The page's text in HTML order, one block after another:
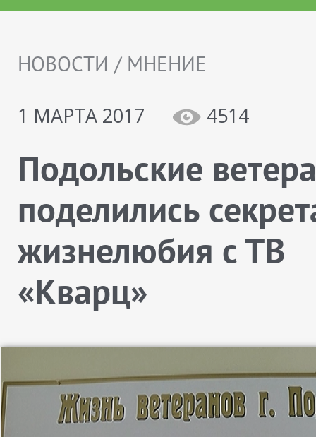
НОВОСТИ / МНЕНИЕ
1 МАРТА 2017
4514
Подольские
поделились
жизнелюбия с ТВ
«Кварц»